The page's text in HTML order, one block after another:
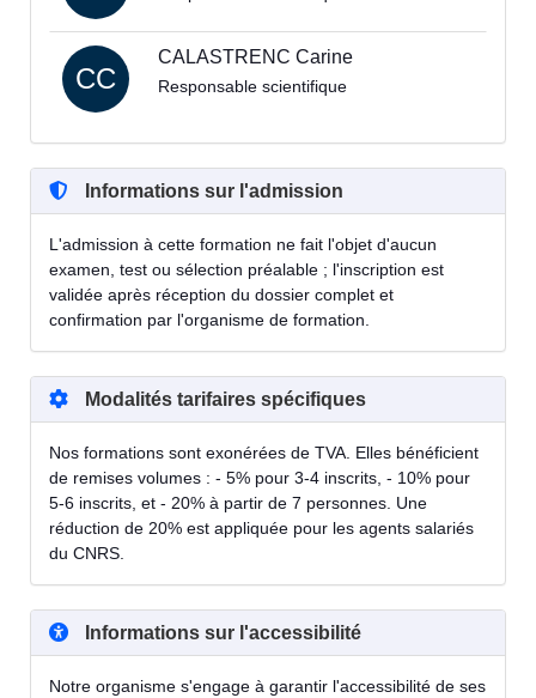
CC
CALASTRENC Carine
Responsable scientifique
Informations sur l'admission
L'admission à cette formation ne fait l'objet d'aucun
examen, test ou sélection préalable ; l'inscription est
validée après réception du dossier complet et
confirmation par l'organisme de formation.
Modalités tarifaires spécifiques
Nos formations sont exonérées de TVA. Elles bénéficient
de remises volumes : - 5% pour 3-4 inscrits, - 10% pour
5-6 inscrits, et - 20% à partir de 7 personnes. Une
réduction de 20% est appliquée pour les agents salariés
du CNRS.
Informations sur l'accessibilité
Notre organisme s'engage à garantir l'accessibilité de ses